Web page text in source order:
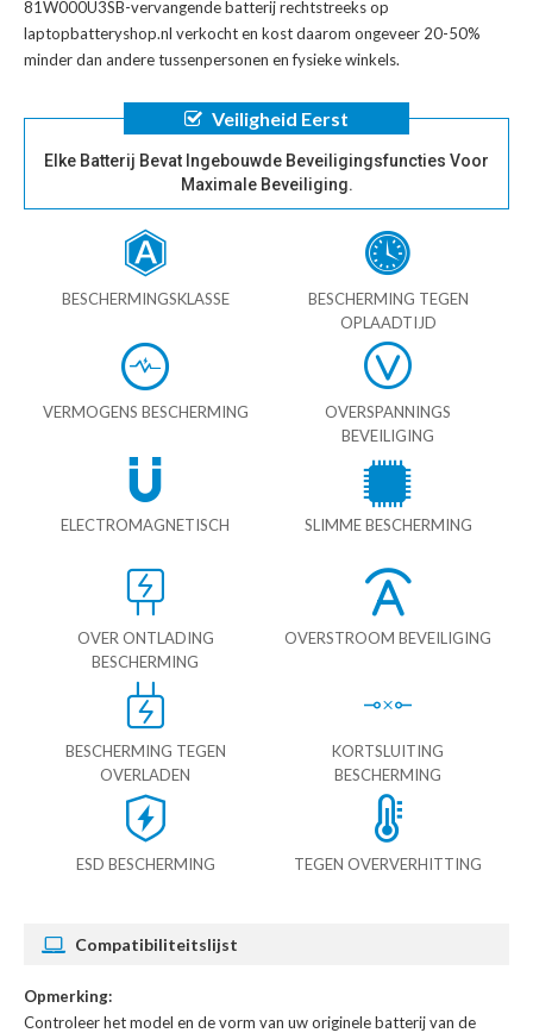
81W000U3SB-vervangende batterijrechtstreeks op
laptopbatteryshop.nl verkocht en kost daarom ongeveer 20-50%
minder dan andere tussenpersonen en fysieke winkels.
Veiligheid Eerst
Elke Batterij Bevat Ingebouwde Beveiligingsfuncties Voor
Maximale Beveiliging.
BESCHERMINGSKLASSE
BESCHERMING TEGEN
OPLAADTIJD
VERMOGENS BESCHERMING
OVERSPANNINGS
BEVEILIGING
ELECTROMAGNETISCH SLIMME BESCHERMING
OVER ONTLADING
BESCHERMING
OVERSTROOM BEVEILIGING
BESCHERMING TEGEN
OVERLADEN
KORTSLUITING
BESCHERMING
ESD BESCHERMING TEGEN OVERVERHITTING
Compatibiliteitslijst
Opmerking:
Controleer het model en de vorm van uw originele batterij van de